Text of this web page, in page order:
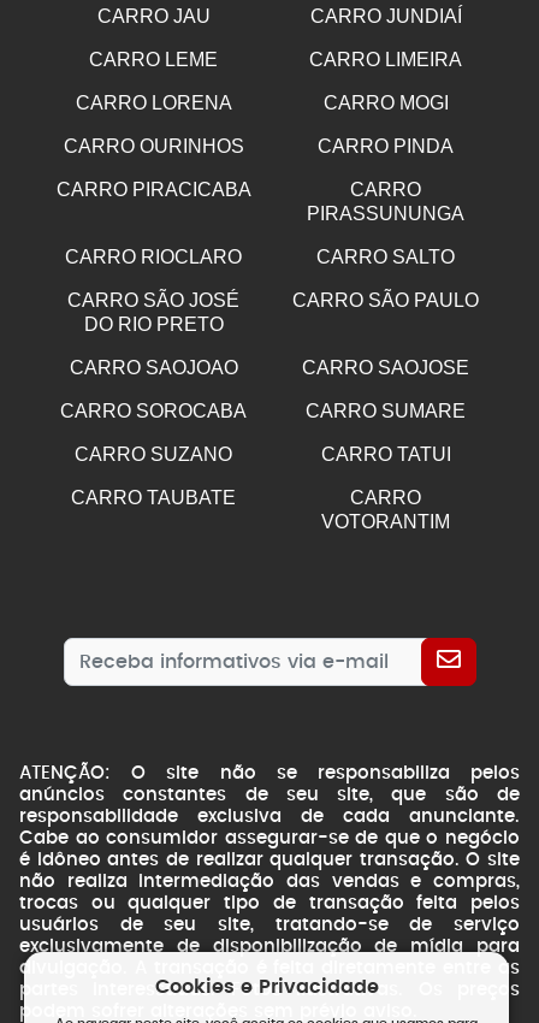
CARRO JAU CARRO JUNDIAÍ
CARRO LEME CARRO LIMEIRA
CARRO LORENA CARRO MOGI
CARRO OURINHOS CARRO PINDA
CARRO PIRACICABA
CARRO
PIRASSUNUNGA
CARRO RIOCLARO CARRO SALTO
CARRO SÃO JOSÉ
DO RIO PRETO
CARRO SÃO PAULO
CARRO SAOJOAO CARRO SAOJOSE
CARRO SOROCABA CARRO SUMARE
CARRO SUZANO CARRO TATUI
CARRO TAUBATE
CARRO
VOTORANTIM
ATENÇÃO: O site não se responsabiliza pelos
anúncios constantes de seu site, que são de
responsabilidade exclusiva de cada anunciante.
Cabe ao consumidor assegurar-se de que o negócio
é idôneo antes de realizar qualquer transação. O site
não realiza intermediação das vendas e compras,
trocas ou qualquer tipo de transação feita pelos
usuários de seu site, tratando-se de serviço
exclusivamente de disponibilização de mídia para
divulgação. A transação é feita diretamente entre as
partes interessadas. Fotos ilustrativas. Os preços
podem sofrer alterações sem prévio aviso.
Cookies e Privacidade